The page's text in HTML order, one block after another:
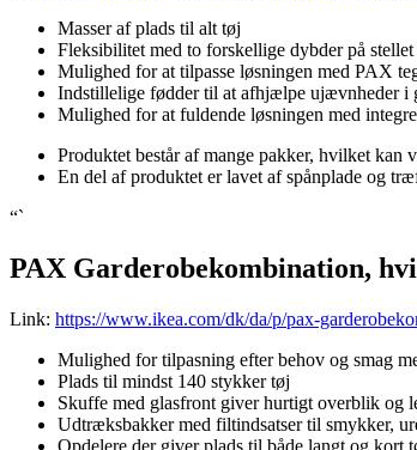
Masser af plads til alt tøj
Fleksibilitet med to forskellige dybder på stellet
Mulighed for at tilpasse løsningen med PAX
Indstillelige fødder til at afhjælpe ujævnheder i
Mulighed for at fuldende løsningen med
Produktet består af mange pakker, hvilket kan
En del af produktet er lavet af spånplade og
“`
PAX Garderobekombination,
Link: https://www.ikea.com/dk/da/p/pax-
Mulighed for tilpasning efter behov og smag
Plads til mindst 140 stykker tøj
Skuffe med glasfront giver hurtigt overblik og
Udtræksbakker med filtindsatser til smykker,
Opdelere der giver plads til både langt og kort